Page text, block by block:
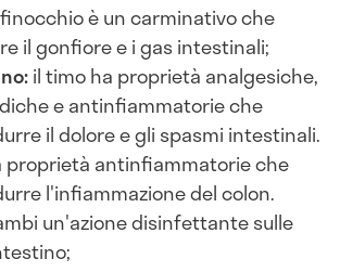
è un carminativo che
il gonfiore e i gas intestinali;
il timo ha proprietà analgesiche,
e antinfiammatorie che
il dolore e gli spasmi intestinali.
proprietà antinfiammatorie che
l'infiammazione del colon.
un'azione disinfettante sulle